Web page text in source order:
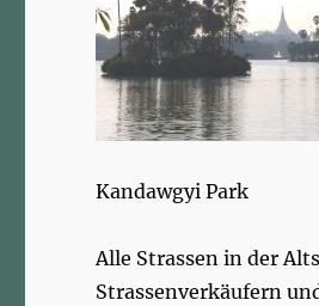
Kandawgyi Park
Alle Strassen in der
Strassenverkäufern